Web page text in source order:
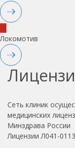
M
Локомотив
Сеть клиник
медицинских
Минздрава России
Лицензии Л041-